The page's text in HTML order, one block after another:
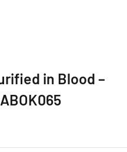
in Blood –